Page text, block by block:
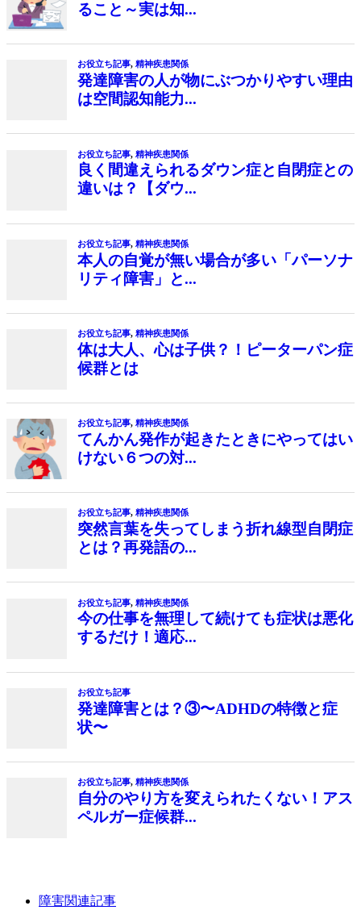
障害関連記事